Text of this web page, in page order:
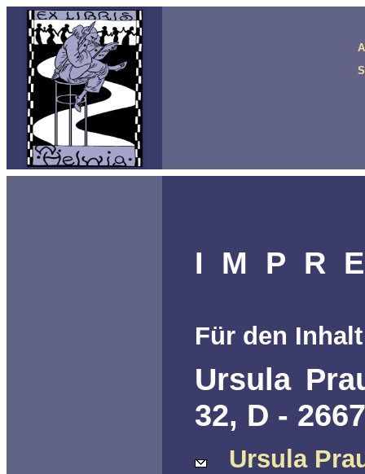
I M P R
Für den
Ursula
32, D -
Ursula